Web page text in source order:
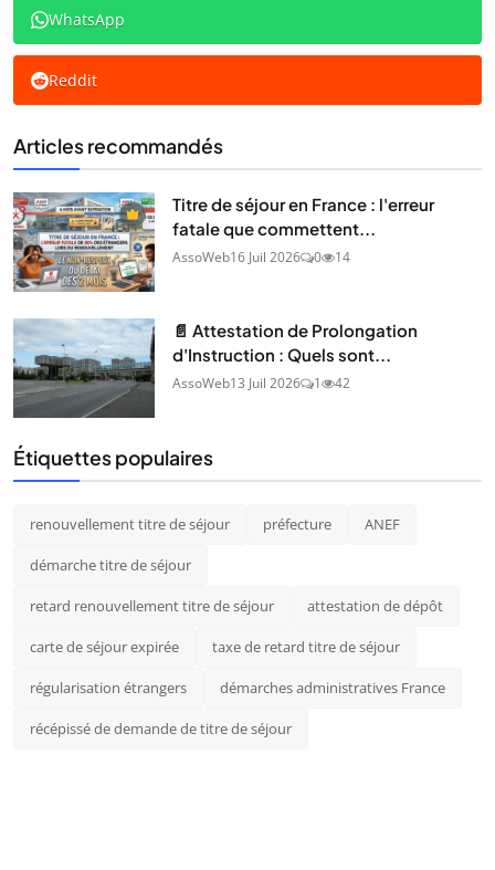
WhatsApp
Reddit
Articles recommandés
Titre de séjour en France : l'erreur
fatale que commettent...
AssoWeb16 Juil 2026 0 14
📄 Attestation de Prolongation
d'Instruction : Quels sont...
AssoWeb13 Juil 2026 1 42
Étiquettes populaires
renouvellement titre de séjour préfecture ANEF
démarche titre de séjour
retard renouvellement titre de séjour attestation de dépôt
carte de séjour expirée taxe de retard titre de séjour
régularisation étrangers démarches administratives France
récépissé de demande de titre de séjour